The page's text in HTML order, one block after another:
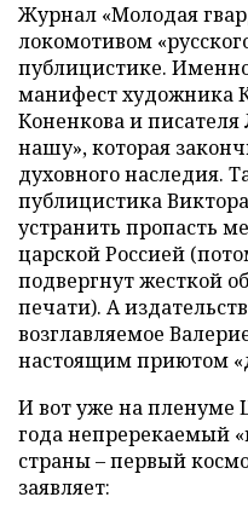
Журнал «Молодая
локомотивом
публицистике.
манифест художника
Коненкова и
нашу», которая
духовного наследия.
публицистика
устранить пропасть
царской Россией
подвергнут жесткой
печати). А
возглавляемое
настоящим приютом
И вот уже на пленуме
года непререкаемый
страны – первый
заявляет: